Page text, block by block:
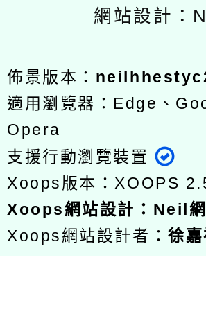
網站設計：
佈景版本：
適用瀏覽器：Edge、
Opera
支援行動瀏覽裝置
Xoops版本： XOOPS
Xoops網站設計 ： Neil
Xoops網站設計者：徐